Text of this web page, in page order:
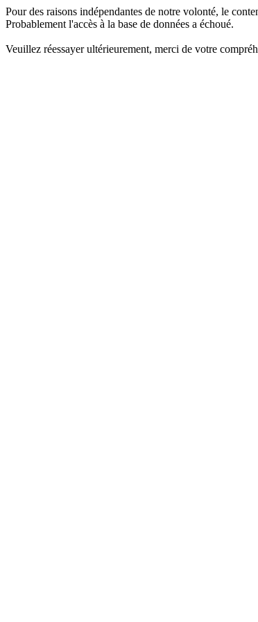
Pour des raisons indépendantes de notre volonté, le
Probablement l'accès à la base de données a échoué.
Veuillez réessayer ultérieurement, merci de votre